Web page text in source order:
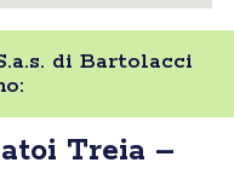
di Bartolacci
Treia –